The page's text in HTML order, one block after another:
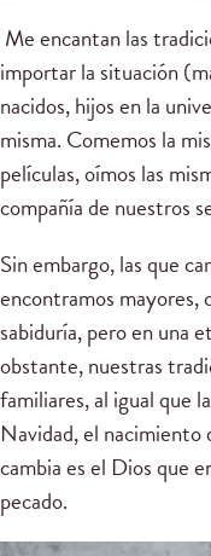
Me encantan las
importar la situación
nacidos, hijos en la
misma. Comemos la
películas, oímos las
compañía de nuestros
Sin embargo, las que
encontramos mayores,
sabiduría, pero en una
obstante, nuestras
familiares, al igual que
Navidad, el nacimiento
cambia es el Dios que
pecado.